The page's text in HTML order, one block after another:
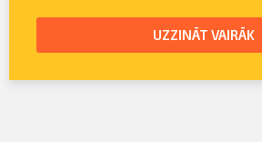
UZZINĀT VAIRĀK